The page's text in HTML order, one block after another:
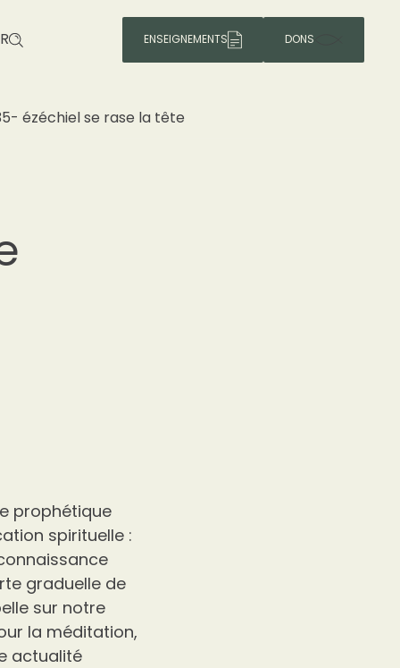
ENSEIGNEMENTS DONS
ézéchiel se rase la tête
prophétique
spirituelle :
graduelle de
sur notre
la méditation,
actualité